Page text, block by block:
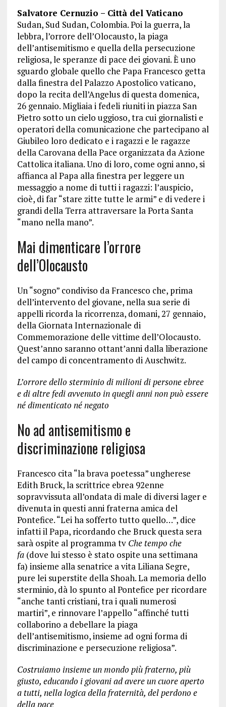
Salvatore Cernuzio – Città del Vaticano
Sudan, Sud Sudan, Colombia. Poi la guerra, la
lebbra, l’orrore dell’Olocausto, la piaga
dell’antisemitismo e quella della persecuzione
religiosa, le speranze di pace dei giovani. È uno
sguardo globale quello che Papa Francesco getta
dalla finestra del Palazzo Apostolico vaticano,
dopo la recita dell’Angelus di questa domenica,
26 gennaio. Migliaia i fedeli riuniti in piazza San
Pietro sotto un cielo uggioso, tra cui giornalisti e
operatori della comunicazione che partecipano al
Giubileo loro dedicato e i ragazzi e le ragazze
della Carovana della Pace organizzata da Azione
Cattolica italiana. Uno di loro, come ogni anno, si
affianca al Papa alla finestra per leggere un
messaggio a nome di tutti i ragazzi: l’auspicio,
cioè, di far “stare zitte tutte le armi” e di vedere i
grandi della Terra attraversare la Porta Santa
“mano nella mano”.
Mai dimenticare l’orrore
dell’Olocausto
Un “sogno” condiviso da Francesco che, prima
dell’intervento del giovane, nella sua serie di
appelli ricorda la ricorrenza, domani, 27 gennaio,
della Giornata Internazionale di
Commemorazione delle vittime dell’Olocausto.
Quest’anno saranno ottant’anni dalla liberazione
del campo di concentramento di Auschwitz.
L’orrore dello sterminio di milioni di persone ebree
e di altre fedi avvenuto in quegli anni non può essere
né dimenticato né negato
No ad antisemitismo e
discriminazione religiosa
Francesco cita “la brava poetessa” ungherese
Edith Bruck, la scrittrice ebrea 92enne
sopravvissuta all’ondata di male di diversi lager e
divenuta in questi anni fraterna amica del
Pontefice. “Lei ha sofferto tutto quello…”, dice
infatti il Papa, ricordando che Bruck questa sera
sarà ospite al programma tv Che tempo che
fa(dove lui stesso è stato ospite una settimana
fa) insieme alla senatrice a vita Liliana Segre,
pure lei superstite della Shoah. La memoria dello
sterminio, dà lo spunto al Pontefice per ricordare
“anche tanti cristiani, tra i quali numerosi
martiri”, e rinnovare l’appello “affinché tutti
collaborino a debellare la piaga
dell’antisemitismo, insieme ad ogni forma di
discriminazione e persecuzione religiosa”.
Costruiamo insieme un mondo più fraterno, più
giusto, educando i giovani ad avere un cuore aperto
a tutti, nella logica della fraternità, del perdono e
della pace